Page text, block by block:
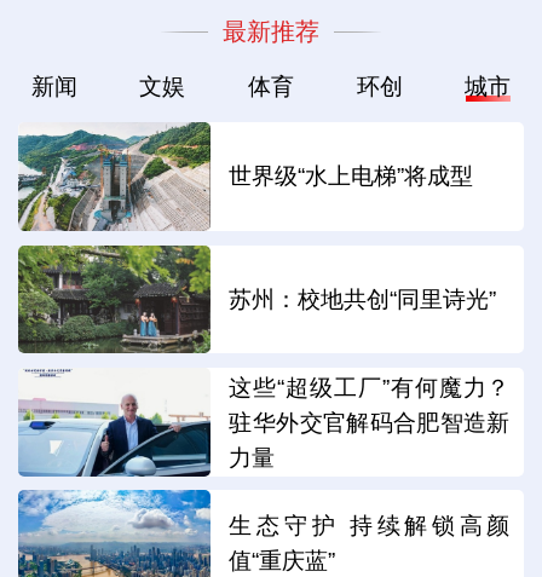
最新推荐
新闻 文娱 体育 环创 城市
世界级“水上电梯”将成型
苏州：校地共创“同里诗光”
这些“超级工厂”有何魔力？
驻华外交官解码合肥智造新
力量
生态守护 持续解锁高颜
值“重庆蓝”